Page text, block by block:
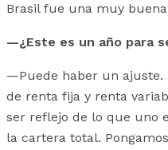
Brasil fue una muy
—¿Este es un año para
—Puede haber un ajuste.
de renta fija y renta
ser reflejo de lo que uno
la cartera total.